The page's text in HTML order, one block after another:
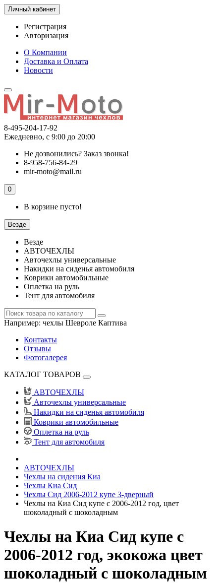
Личный кабинет
Регистрация
Авторизация
О Компании
Доставка и Оплата
Новости
8-495-204-17-92
Ежедневно, с 9:00 до 20:00
Не дозвонились? Заказ звонка!
8-958-756-84-29
mir-moto@mail.ru
0
В корзине пусто!
Везде
Везде
АВТОЧЕХЛЫ
Авточехлы универсальные
Накидки на сиденья автомобиля
Коврики автомобильные
Оплетка на руль
Тент для автомобиля
Например: чехлы Шевроле Каптива
Контакты
Отзывы
Фотогалерея
КАТАЛОГ ТОВАРОВ
АВТОЧЕХЛЫ
Авточехлы универсальные
Накидки на сиденья автомобиля
Коврики автомобильные
Оплетка на руль
Тент для автомобиля
АВТОЧЕХЛЫ
Чехлы на сидения Киа
Чехлы Киа Сид
Чехлы Сид 2006-2012 купе 3-дверный
Чехлы на Киа Сид купе с 2006-2012 год, цвет
шоколадный с шоколадным
Чехлы на Киа Сид купе с
2006-2012 год, экокожа цвет
шоколадный с шоколадным